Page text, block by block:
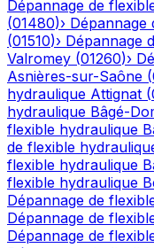
Dépannage de
(01480)› Dépannage
(01510)› Dépannage
Valromey (01260)›
Asnières-sur-Saône (
hydraulique Attignat (
hydraulique Bâgé-
flexible hydraulique
de flexible
flexible hydraulique
flexible hydraulique
Dépannage de
Dépannage de
Dépannage de